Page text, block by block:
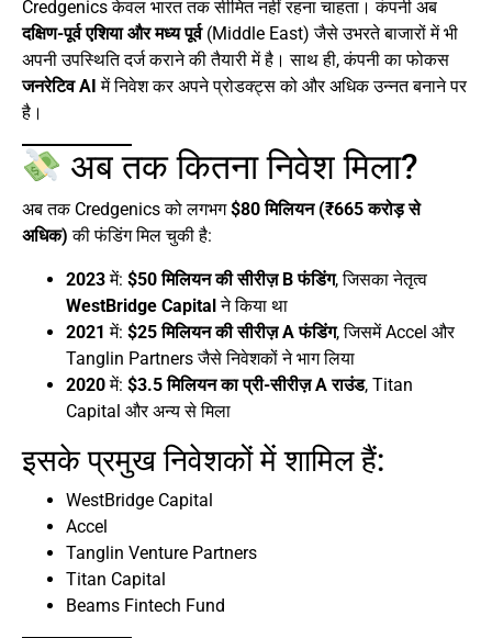
Credgenics केवल भारत तक सीमित नहीं रहना चाहता। कंपनी अब
दक्षिण-पूर्व एशिया और मध्य पूर्व(Middle East) जैसे उभरते बाजारों में भी
अपनी उपस्थिति दर्ज कराने की तैयारी में है। साथ ही, कंपनी का फोकस
जनरेटिव AI में निवेश कर अपने प्रोडक्ट्स को और अधिक उन्नत बनाने पर
है।
अब तक कितना निवेश मिला?
अब तक Credgenics को लगभग$80 मिलियन (₹665 करोड़ से
अधिक) की फंडिंग मिल चुकी है:
2023में: $50 मिलियन की सीरीज़ B फंडिंग, जिसका नेतृत्व
WestBridge Capital ने किया था
2021 में: $25 मिलियन की सीरीज़ A फंडिंग, जिसमें Accel और
Tanglin Partners जैसे निवेशकों ने भाग लिया
2020में: $3.5 मिलियन का प्री-सीरीज़ A राउंड, Titan
Capital और अन्य से मिला
इसके प्रमुख निवेशकों में शामिल हैं:
WestBridge Capital
Accel
Tanglin Venture Partners
Titan Capital
Beams Fintech Fund